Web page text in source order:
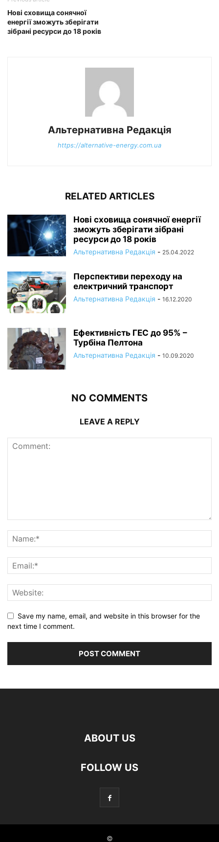
Нові сховища сонячної
енергії зможуть зберігати
зібрані ресурси до 18 років
Альтернативна Редакція
https://alternative-energy.com.ua
RELATED ARTICLES
Нові сховища сонячної енергії
зможуть зберігати зібрані
ресурси до 18 років
Альтернативна Редакція - 25.04.2022
Перспективи переходу на
електричний транспорт
Альтернативна Редакція - 16.12.2020
Ефективність ГЕС до 95% –
Турбіна Пелтона
Альтернативна Редакція - 10.09.2020
NO COMMENTS
LEAVE A REPLY
Save my name, email, and website in this browser for the
next time I comment.
ABOUT US
FOLLOW US
©